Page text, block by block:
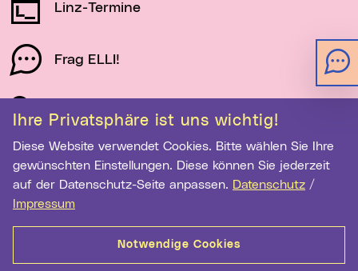
Ihre Privatsphäre ist uns wichtig!
Diese Website verwendet Cookies. Bitte wählen Sie Ihre
gewünschten Einstellungen. Diese können Sie jederzeit
auf der Datenschutz-Seite anpassen. Datenschutz /
Impressum
Notwendige Cookies
Linz-Termine
Frag ELLI!
Schau auf Linz
Newsletter-Anmeldung
E-Mail-Adresse eingeben
Anmelden